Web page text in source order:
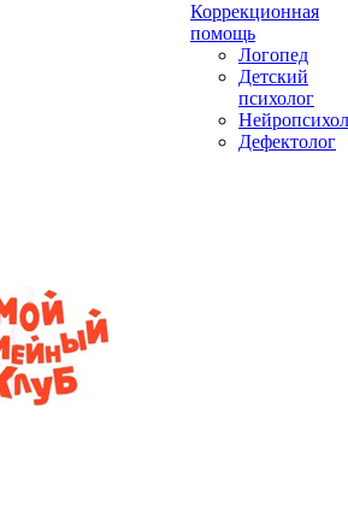
Коррекционная
помощь
Логопед
Детский
психолог
Дефектолог